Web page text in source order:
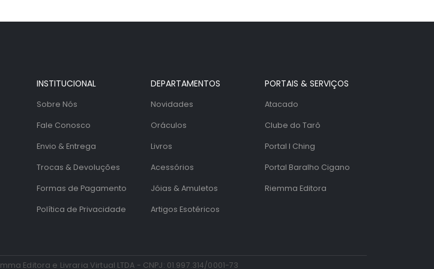
INSTITUCIONAL
Sobre Nós
Fale Conosco
Envio & Entrega
Trocas & Devoluções
Formas de Pagamento
Política de Privacidade
DEPARTAMENTOS
Novidades
Oráculos
Livros
Acessórios
Jóias & Amuletos
Artigos Esotéricos
PORTAIS & SERVIÇOS
Atacado
Clube do Tarô
Portal I Ching
Portal Baralho Cigano
Riemma Editora
Editora e Livraria Virtual LTDA - CNPJ: 01.997.314/0001-73